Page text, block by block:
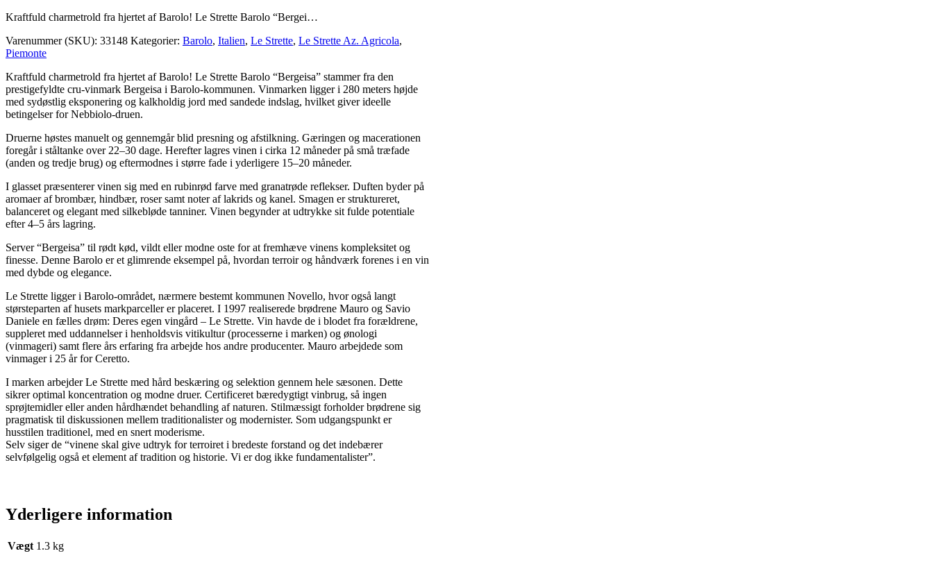
Kraftfuld charmetrold fra hjertet af Barolo! Le Strette Barolo “Bergei…
Varenummer (SKU): 33148 Kategorier: Barolo, Italien, Le Strette, Le Strette Az. Agricola,
Piemonte
Kraftfuld charmetrold fra hjertet af Barolo! Le Strette Barolo “Bergeisa” stammer fra den
prestigefyldte cru-vinmark Bergeisa i Barolo-kommunen. Vinmarken ligger i 280 meters højde
med sydøstlig eksponering og kalkholdig jord med sandede indslag, hvilket giver ideelle
betingelser for Nebbiolo-druen.
Druerne høstes manuelt og gennemgår blid presning og afstilkning. Gæringen og macerationen
foregår i ståltanke over 22–30 dage. Herefter lagres vinen i cirka 12 måneder på små træfade
(anden og tredje brug) og eftermodnes i større fade i yderligere 15–20 måneder.
I glasset præsenterer vinen sig med en rubinrød farve med granatrøde reflekser. Duften byder på
aromaer af brombær, hindbær, roser samt noter af lakrids og kanel. Smagen er struktureret,
balanceret og elegant med silkebløde tanniner. Vinen begynder at udtrykke sit fulde potentiale
efter 4–5 års lagring.
Server “Bergeisa” til rødt kød, vildt eller modne oste for at fremhæve vinens kompleksitet og
finesse. Denne Barolo er et glimrende eksempel på, hvordan terroir og håndværk forenes i en vin
med dybde og elegance.
Le Strette ligger i Barolo-området, nærmere bestemt kommunen Novello, hvor også langt
størsteparten af husets markparceller er placeret. I 1997 realiserede brødrene Mauro og Savio
Daniele en fælles drøm: Deres egen vingård – Le Strette. Vin havde de i blodet fra forældrene,
suppleret med uddannelser i henholdsvis vitikultur (processerne i marken) og ønologi
(vinmageri) samt flere års erfaring fra arbejde hos andre producenter. Mauro arbejdede som
vinmager i 25 år for Ceretto.
I marken arbejder Le Strette med hård beskæring og selektion gennem hele sæsonen. Dette
sikrer optimal koncentration og modne druer. Certificeret bæredygtigt vinbrug, så ingen
sprøjtemidler eller anden hårdhændet behandling af naturen. Stilmæssigt forholder brødrene sig
pragmatisk til diskussionen mellem traditionalister og modernister. Som udgangspunkt er
husstilen traditionel, med en snert moderisme.
Selv siger de “vinene skal give udtryk for terroiret i bredeste forstand og det indebærer
selvfølgelig også et element af tradition og historie. Vi er dog ikke fundamentalister”.
Yderligere information
Vægt 1.3 kg